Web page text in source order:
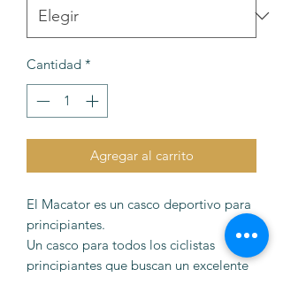
Cantidad *
Agregar al carrito
El Macator es un casco deportivo para
principiantes.
Un casco para todos los ciclistas
principiantes que buscan un excelente